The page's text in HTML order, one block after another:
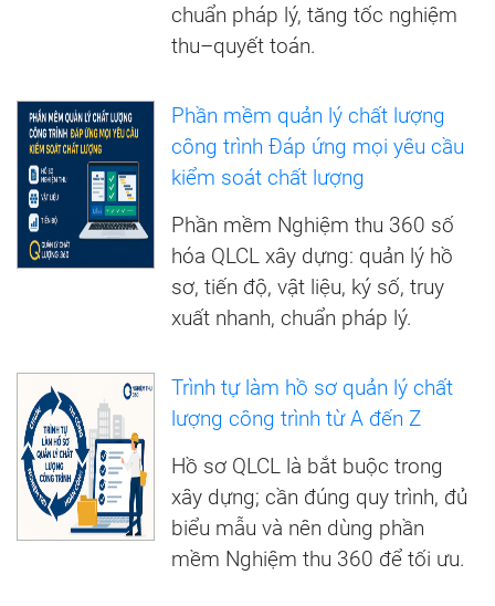
chuẩn pháp lý, tăng tốc nghiệm
thu–quyết toán.
Phần mềm quản lý chất lượng
công trình Đáp ứng mọi yêu cầu
kiểm soát chất lượng
Phần mềm Nghiệm thu 360 số
hóa QLCL xây dựng: quản lý hồ
sơ, tiến độ, vật liệu, ký số, truy
xuất nhanh, chuẩn pháp lý.
Trình tự làm hồ sơ quản lý chất
lượng công trình từ A đến Z
Hồ sơ QLCL là bắt buộc trong
xây dựng; cần đúng quy trình, đủ
biểu mẫu và nên dùng phần
mềm Nghiệm thu 360 để tối ưu.